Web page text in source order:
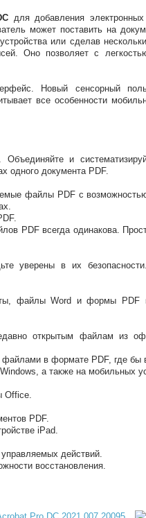
для добавления
может поставить на
или сделав
Оно позволяет с
Новый сенсорный
все особенности
и
одного документа PDF.
файлы PDF с возможностью
PDF всегда одинакова.
в их
файлы Word и формы PDF
открытым файлам из
в формате PDF, где бы
а также на мобильных
Office.
PDF.
iPad.
действий.
восстановления.